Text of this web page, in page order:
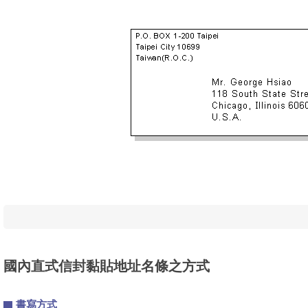
國內直式信封黏貼地址名條之方式
書寫方式